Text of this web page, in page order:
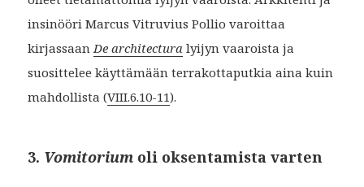
insinööri Marcus Vitruvius Pollio varoittaa
kirjassaanDe architectura lyijyn vaaroista ja
suosittelee käyttämään terrakottaputkia aina kuin
mahdollista (VIII.6.10-11).
3. Vomitorium oli oksentamista varten